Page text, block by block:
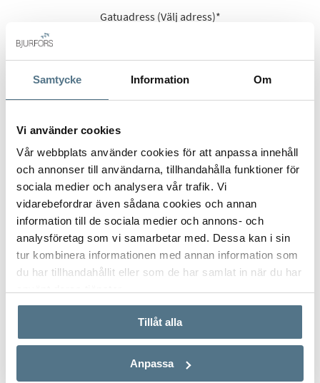
Samtycke Information Om
Vi använder cookies
Vår webbplats använder cookies för att anpassa innehåll
och annonser till användarna, tillhandahålla funktioner för
sociala medier och analysera vår trafik. Vi
vidarebefordrar även sådana cookies och annan
information till de sociala medier och annons- och
analysföretag som vi samarbetar med. Dessa kan i sin
tur kombinera informationen med annan information som
du har tillhandahållit eller som de har samlat in när du har
Tillåt alla
Anpassa
Gatuadress (Välj adress)*
Postnummer*
Ange ditt postnummer (5 siffror utan mellanslag)